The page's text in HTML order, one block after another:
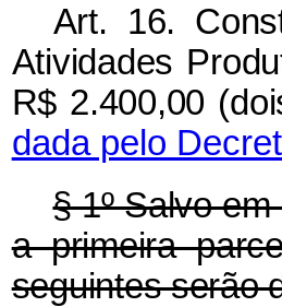
Art. 16.
Atividades
R$ 2.400,00
dada pelo
§ 1º Salvo
a primeira
seguintes serão